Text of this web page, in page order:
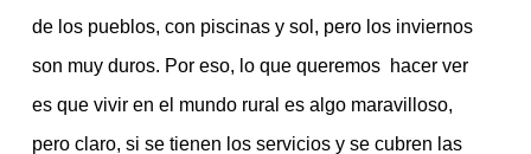
de los pueblos, con piscinas y sol, pero los inviernos
son muy duros. Por eso, lo que queremos hacer ver
es que vivir en el mundo rural es algo maravilloso,
pero claro, si se tienen los servicios y se cubren las